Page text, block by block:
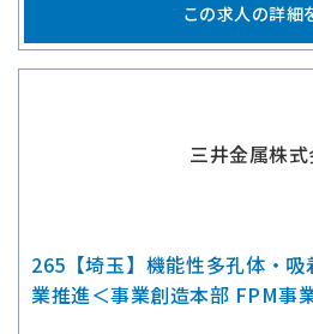
この求人の詳細
三井金属株
265【埼玉】機能性多孔体・
業推進＜事業創造本部 FPM事